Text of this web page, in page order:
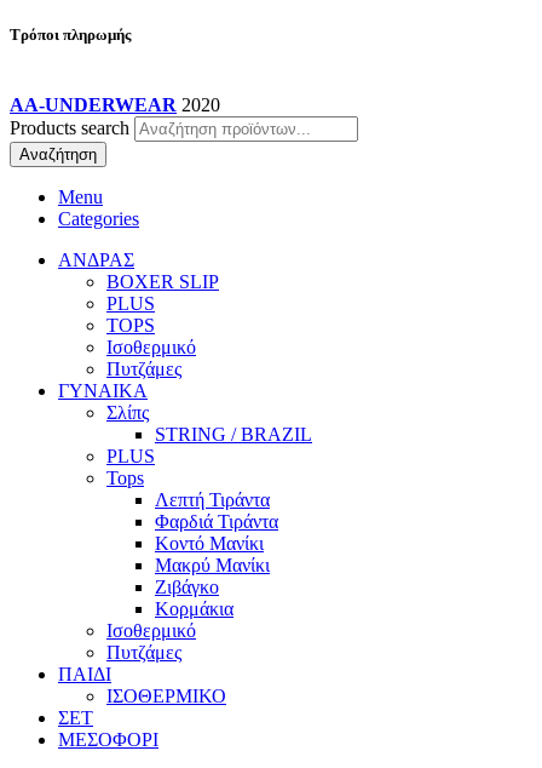
Τρόποι πληρωμής
AA-UNDERWEAR 2020
Products search
Αναζήτηση
Menu
Categories
ΑΝΔΡΑΣ
BOXER SLIP
PLUS
TOPS
Ισοθερμικό
Πυτζάμες
ΓΥΝΑΙΚΑ
Σλίπς
STRING / BRAZIL
PLUS
Tops
Λεπτή Τιράντα
Φαρδιά Τιράντα
Κοντό Μανίκι
Μακρύ Μανίκι
Ζιβάγκο
Κορμάκια
Ισοθερμικό
Πυτζάμες
ΠΑΙΔΙ
ΙΣΟΘΕΡΜΙΚΟ
ΣΕΤ
ΜΕΣΟΦΟΡΙ